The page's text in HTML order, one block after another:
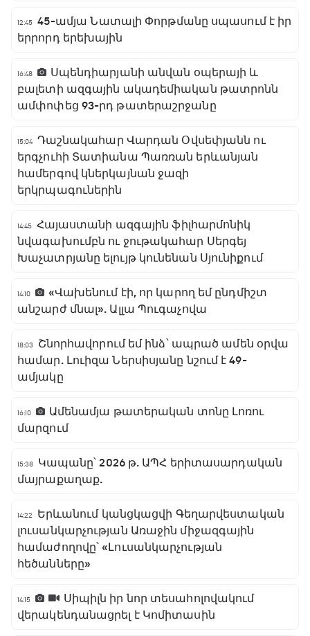
12:45 45-ամյա Նատալի Փորթմանը սպասում է իր
երրորդ երեխային
16:48
Սպենդիարյանի անվան օպերայի և
բալետի ազգային ակադեմիական թատրոնն
ամփոփեց 93-րդ թատերաշրջանը
15:04 Դաշնակահար Վարդան Օվսեփյանն ու
երգչուհի Տատիանա Պառռան երևանյան
համերգով կներկայնան ջազի
երկրպագուներին
14:45 Հայաստանի ազգային ֆիլհարմոնիկ
նվագախումբն ու ջութակահար Սերգեյ
Խաչատրյանը ելույթ կունենան Սյունիքում
14:10
«Վախենում էի, որ կարող եմ ընդմիշտ
անշարժ մնալ». Ալլա Պուգաչովա
18:03
Շնորհավորում եմ ինձ՝ ապրած ամեն օրվա
համար. Լուիզա Ներսիսյանը նշում է 49-
ամյակը
16:10
Ամենամյա թատերական տոնը Լոռու
մարզում
15:38
Կապանը՝ 2026 թ. ԱՊՀ երիտասարդական
մայրաքաղաք.
14:22
Երևանում կանցկացվի Գեղարվեստական
լուսանկարչության Առաջին միջազգային
համաժողովը՝ «Լուսանկարչության
հեծանները»
14:15
Սիպիլն իր նոր տեսահոլովակում
վերակենդանացրել է Կոմիտասին